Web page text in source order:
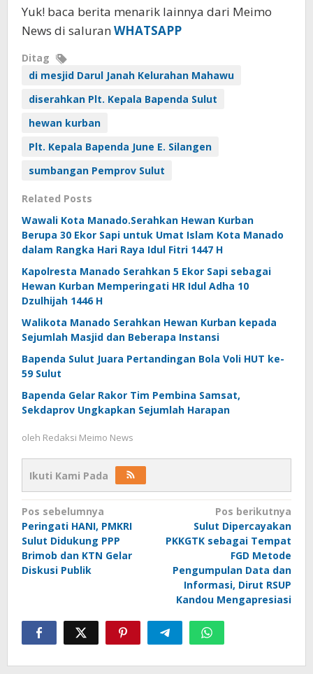
Yuk! baca berita menarik lainnya dari Meimo
News di saluran WHATSAPP
Ditag
di mesjid Darul Janah Kelurahan Mahawu
diserahkan Plt. Kepala Bapenda Sulut
hewan kurban
Plt. Kepala Bapenda June E. Silangen
sumbangan Pemprov Sulut
Related Posts
Wawali Kota Manado.Serahkan Hewan Kurban
Berupa 30 Ekor Sapi untuk Umat Islam Kota Manado
dalam Rangka Hari Raya Idul Fitri 1447 H
Kapolresta Manado Serahkan 5 Ekor Sapi sebagai
Hewan Kurban Memperingati HR Idul Adha 10
Dzulhijah 1446 H
Walikota Manado Serahkan Hewan Kurban kepada
Sejumlah Masjid dan Beberapa Instansi
Bapenda Sulut Juara Pertandingan Bola Voli HUT ke-
59 Sulut
Bapenda Gelar Rakor Tim Pembina Samsat,
Sekdaprov Ungkapkan Sejumlah Harapan
oleh Redaksi Meimo News
Ikuti Kami Pada
Navigasi
pos
Pos sebelumnya
Peringati HANI, PMKRI
Sulut Didukung PPP
Brimob dan KTN Gelar
Diskusi Publik
Pos berikutnya
Sulut Dipercayakan
PKKGTK sebagai Tempat
FGD Metode
Pengumpulan Data dan
Informasi, Dirut RSUP
Kandou Mengapresiasi